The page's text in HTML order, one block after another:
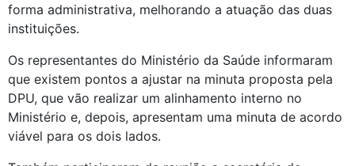
forma administrativa, melhorando a atuação das duas
instituições.
Os representantes do Ministério da Saúde informaram
que existem pontos a ajustar na minuta proposta pela
DPU, que vão realizar um alinhamento interno no
Ministério e, depois, apresentam uma minuta de acordo
viável para os dois lados.